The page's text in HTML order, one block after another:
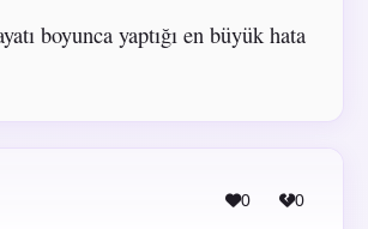
boyunca yaptığı en büyük hata
0 0